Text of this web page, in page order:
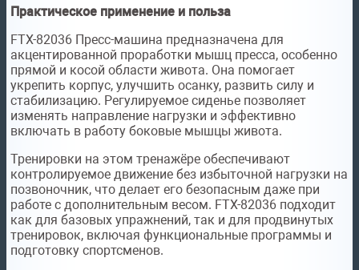
Практическое применение и польза
FTX-82036 Пресс-машина предназначена для
акцентированной проработки мышц пресса, особенно
прямой и косой области живота. Она помогает
укрепить корпус, улучшить осанку, развить силу и
стабилизацию. Регулируемое сиденье позволяет
изменять направление нагрузки и эффективно
включать в работу боковые мышцы живота.
Тренировки на этом тренажёре обеспечивают
контролируемое движение без избыточной нагрузки на
позвоночник, что делает его безопасным даже при
работе с дополнительным весом. FTX-82036 подходит
как для базовых упражнений, так и для продвинутых
тренировок, включая функциональные программы и
подготовку спортсменов.